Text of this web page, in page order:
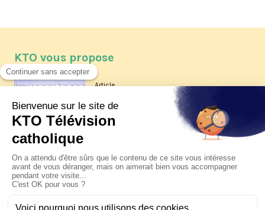
KTO vous propose
Article
Les reportages d'été 2026 de KTO
La visite pastorale du pape Léon
XIV à Assise à suivre sur KTO le
jeudi 6 août